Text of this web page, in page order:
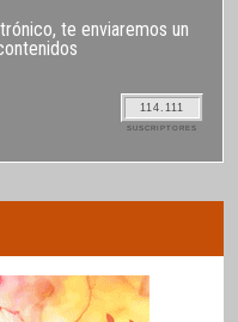
te enviaremos un
114.111
SUSCRIPTORES